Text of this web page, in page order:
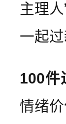
主理
一起过
100件
情绪